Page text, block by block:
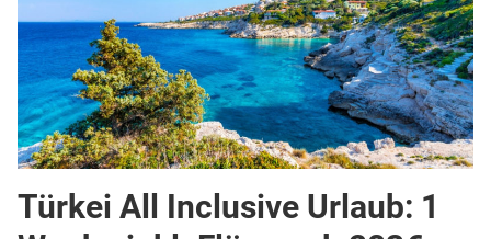
KREDITKARTEN
ESIM
REISEBLOG
Türkei All Inclusive Urlaub: 1